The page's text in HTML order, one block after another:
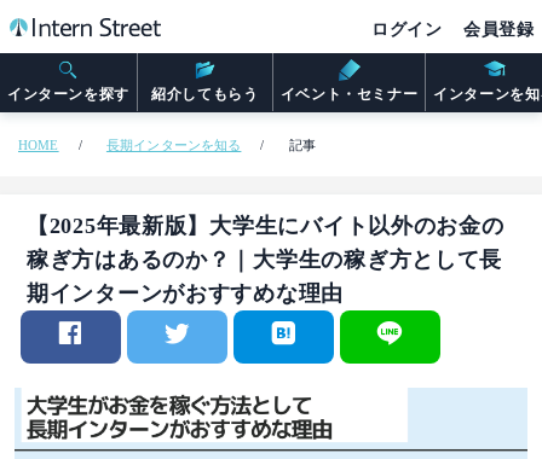
インターンを探す 紹介してもらう イベント・セミナー インターンを
ログイン 会員登録
HOME 長期インターンを知る 記事
【2025年最新版】大学生にバイト以外のお金の
稼ぎ方はあるのか？｜大学生の稼ぎ方として長
期インターンがおすすめな理由